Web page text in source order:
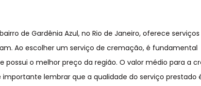
de Gardênia Azul, no Rio de Janeiro, oferece
Ao escolher um serviço de cremação, é fundamental
possui o melhor preço da região. O valor médio para a
importante lembrar que a qualidade do serviço prestado